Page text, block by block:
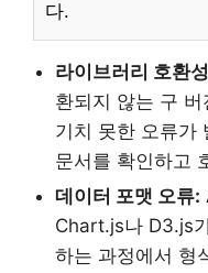
다.
라이브러리 호환
환되지 않는 구
기치 못한 오류가
문서를 확인하고
데이터 포맷 오류:
Chart.js나 D3.js
하는 과정에서 형